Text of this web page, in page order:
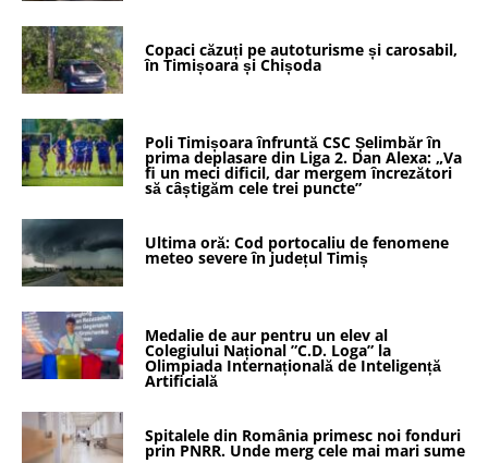
Copaci căzuți pe autoturisme și carosabil,
în Timișoara și Chișoda
Poli Timișoara înfruntă CSC Șelimbăr în
prima deplasare din Liga 2. Dan Alexa: „Va
fi un meci dificil, dar mergem încrezători
să câștigăm cele trei puncte”
Ultima oră: Cod portocaliu de fenomene
meteo severe în județul Timiș
Medalie de aur pentru un elev al
Colegiului Național ”C.D. Loga” la
Olimpiada Internațională de Inteligență
Artificială
Spitalele din România primesc noi fonduri
prin PNRR. Unde merg cele mai mari sume